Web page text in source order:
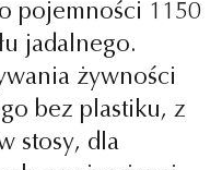
pojemności 1150
jadalnego.
żywności
bez plastiku, z
stosy, dla